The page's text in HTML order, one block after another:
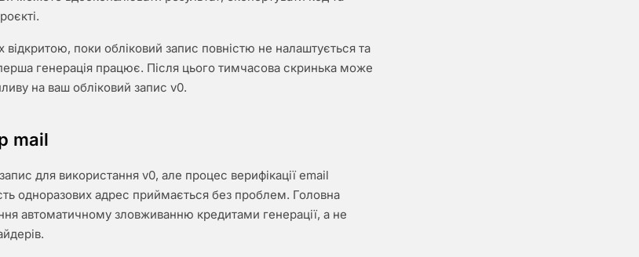
поки обліковий запис повністю не налаштується та
генерація працює. Після цього тимчасова скринька може
на ваш обліковий запис v0.
mail
для використання v0, але процес верифікації email
одноразових адрес приймається без проблем. Головна
автоматичному зловживанню кредитами генерації, а не